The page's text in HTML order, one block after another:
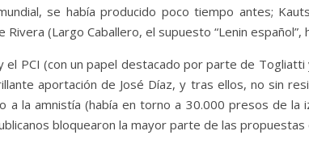
se había producido poco tiempo antes;
Rivera (Largo Caballero, el supuesto “Lenin
el PCI (con un papel destacado por parte de
aportación de José Díaz, y tras ellos, no sin
a la amnistía (había en torno a 30.000 presos de
bloquearon la mayor parte de las propuestas